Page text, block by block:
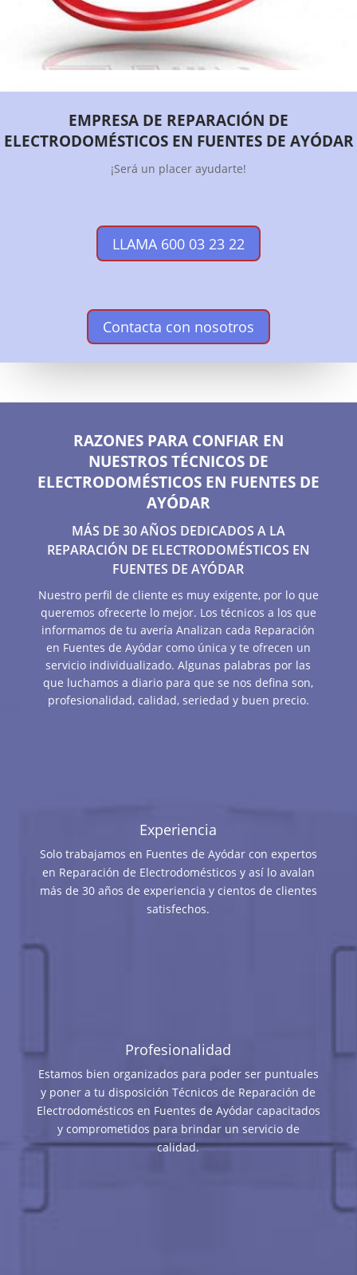
EMPRESA DE REPARACIÓN DE
ELECTRODOMÉSTICOS EN FUENTES DE AYÓDAR
¡Será un placer ayudarte!
LLAMA 600 03 23 22
Contacta con nosotros
RAZONES PARA CONFIAR EN
NUESTROS TÉCNICOS DE
ELECTRODOMÉSTICOS EN FUENTES DE
AYÓDAR
MÁS DE 30 AÑOS DEDICADOS A LA
REPARACIÓN DE ELECTRODOMÉSTICOS EN
FUENTES DE AYÓDAR
Nuestro perfil de cliente es muy exigente, por lo que
queremos ofrecerte lo mejor. Los técnicos a los que
informamos de tu avería Analizan cada Reparación
en Fuentes de Ayódar como única y te ofrecen un
servicio individualizado. Algunas palabras por las
que luchamos a diario para que se nos defina son,
profesionalidad, calidad, seriedad y buen precio.
Experiencia
Solo trabajamos en Fuentes de Ayódar con expertos
en Reparación de Electrodomésticos y así lo avalan
más de 30 años de experiencia y cientos de clientes
satisfechos.
Profesionalidad
Estamos bien organizados para poder ser puntuales
y poner a tu disposición Técnicos de Reparación de
Electrodomésticos en Fuentes de Ayódar capacitados
y comprometidos para brindar un servicio de
calidad.